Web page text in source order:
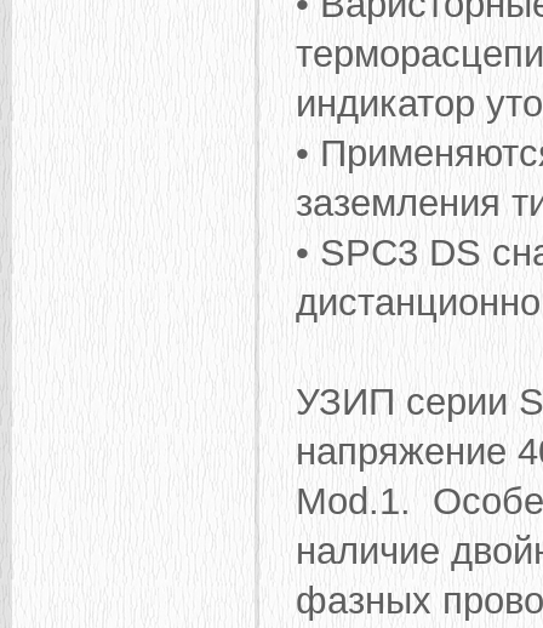
индикатор
•
заземления
• SPC3 DS
УЗИП серии
напряжение
Mod.1.
наличие
фазных